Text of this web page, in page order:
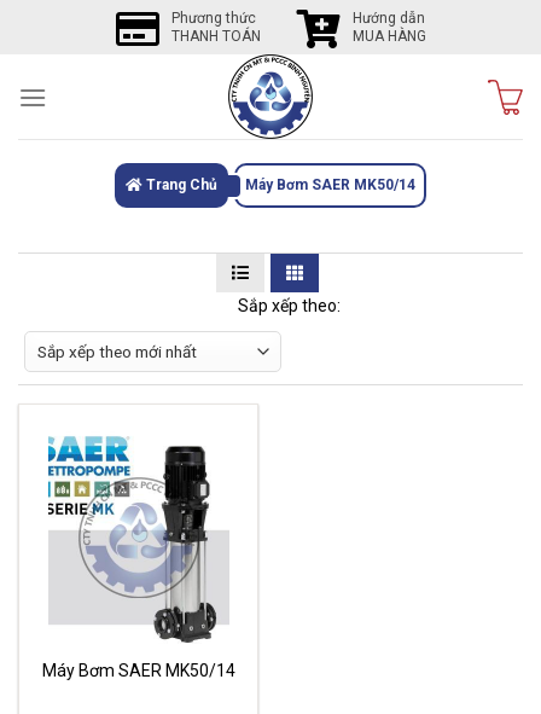
Phương thức
THANH TOÁN
Hướng dẫn
MUA HÀNG
Trang Chủ Máy Bơm SAER MK50/14
Sắp xếp theo:
Máy Bơm SAER MK50/14